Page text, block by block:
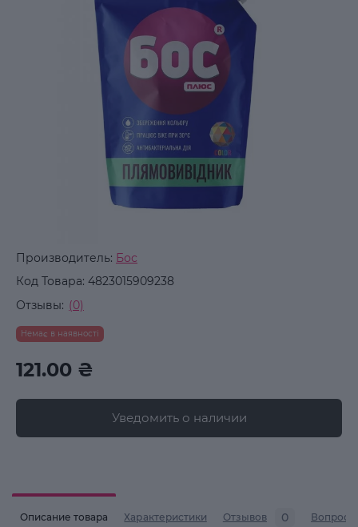
Производитель: Бос
Код Товара: 4823015909238
Отзывы: (0)
Немає в наявності
121.00 ₴
Уведомить о наличии
Описание товара Характеристики Отзывов 0 Вопросы